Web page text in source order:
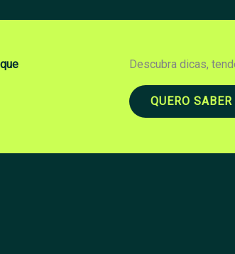
Descubra dicas,
QUERO